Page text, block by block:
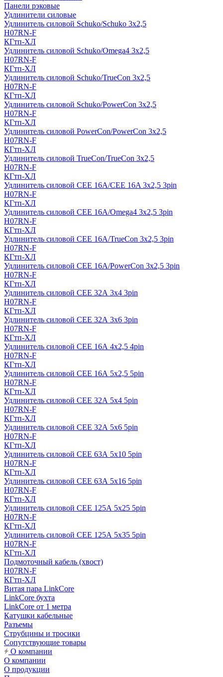
Панели рэковые
Удлинители силовые
Удлинитель силовой Schuko/Schuko 3х2,5
H07RN-F
КГтп-ХЛ
Удлинитель силовой Schuko/Omega4 3х2,5
H07RN-F
КГтп-ХЛ
Удлинитель силовой Schuko/TrueCon 3х2,5
H07RN-F
КГтп-ХЛ
Удлинитель силовой Schuko/PowerCon 3х2,5
H07RN-F
КГтп-ХЛ
Удлинитель силовой PowerCon/PowerCon 3х2,5
H07RN-F
КГтп-ХЛ
Удлинитель силовой TrueCon/TrueCon 3х2,5
H07RN-F
КГтп-ХЛ
Удлинитель силовой CEE 16A/CEE 16A 3х2,5 3pin
H07RN-F
КГтп-ХЛ
Удлинитель силовой CEE 16A/Omega4 3х2,5 3pin
H07RN-F
КГтп-ХЛ
Удлинитель силовой CEE 16A/TrueCon 3х2,5 3pin
H07RN-F
КГтп-ХЛ
Удлинитель силовой CEE 16A/PowerCon 3х2,5 3pin
H07RN-F
КГтп-ХЛ
Удлинитель силовой CEE 32А 3х4 3pin
H07RN-F
КГтп-ХЛ
Удлинитель силовой CEE 32А 3х6 3pin
H07RN-F
КГтп-ХЛ
Удлинитель силовой CEE 16А 4х2,5 4pin
H07RN-F
КГтп-ХЛ
Удлинитель силовой CEE 16А 5x2,5 5pin
H07RN-F
КГтп-ХЛ
Удлинитель силовой CEE 32А 5x4 5pin
H07RN-F
КГтп-ХЛ
Удлинитель силовой CEE 32А 5x6 5pin
H07RN-F
КГтп-ХЛ
Удлинитель силовой CEE 63А 5x10 5pin
H07RN-F
КГтп-ХЛ
Удлинитель силовой CEE 63А 5x16 5pin
H07RN-F
КГтп-ХЛ
Удлинитель силовой CEE 125А 5x25 5pin
H07RN-F
КГтп-ХЛ
Удлинитель силовой CEE 125А 5x35 5pin
H07RN-F
КГтп-ХЛ
Подмоточный кабель (хвост)
H07RN-F
КГтп-ХЛ
Витая пара LinkCore
LinkCore бухта
LinkCore от 1 метра
Катушки кабельные
Разъемы
Струбцины и тросики
Сопутствующие товары
О компании
О компании
О продукции